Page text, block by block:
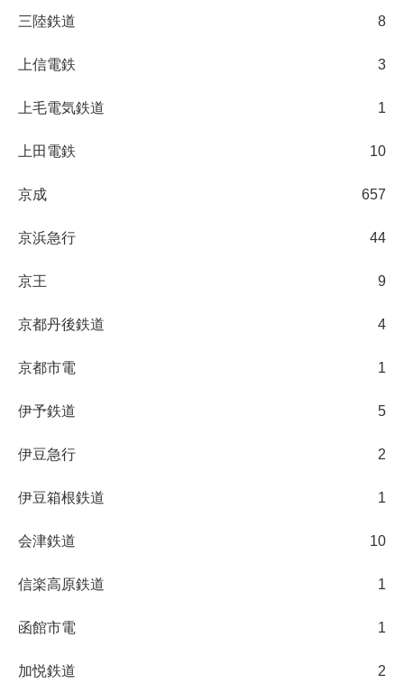
三陸鉄道 8
上信電鉄 3
上毛電気鉄道 1
上田電鉄 10
京成 657
京浜急行 44
京王 9
京都丹後鉄道 4
京都市電 1
伊予鉄道 5
伊豆急行 2
伊豆箱根鉄道 1
会津鉄道 10
信楽高原鉄道 1
函館市電 1
加悦鉄道 2